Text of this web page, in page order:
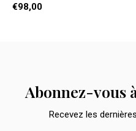
€98,00
Abonnez-vous
Recevez les